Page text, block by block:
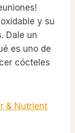
y su
Dale un
es uno de
cócteles
& Nutrient